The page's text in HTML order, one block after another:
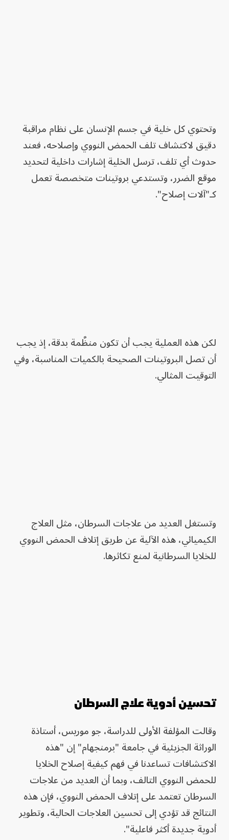
وتحتوي كل خلية في جسم الإنسان على نظام مراقبة
دقيق لاكتشاف تلف الحمض النووي وإصلاحه، فعند
حدوث أي تلف، ترسل الخلية إشارات داخلية لتحديد
موقع الضرر، وتستدعي بروتينات متخصصة تعمل
كـ"آلات إصلاح".
لكن هذه العملية يجب أن تكون منظَّمة بدقة، إذ يجب
أن تصل البروتينات الصحيحة بالكميات المناسبة، وفي
التوقيت المثالي.
وتستغل العديد من علاجات السرطان، مثل العلاج
الكيميائي، هذه الآلية عن طريق إتلاف الحمض النووي
للخلايا السرطانية لمنع تكاثرها.
تحسين أدوية علاج السرطان
وقالت المؤلفة الأولى للدراسة، جو موريس، أستاذة
الوراثة الجزيئية في جامعة "برمنجهام" إن "هذه
الاكتشافات تساعدنا في فهم كيفية إصلاح الخلايا
للحمض النووي التالف، وبما أن العديد من علاجات
السرطان تعتمد على إتلاف الحمض النووي، فإن هذه
النتائج قد تؤدي إلى تحسين العلاجات الحالية، وتطوير
أدوية جديدة أكثر فاعلية".